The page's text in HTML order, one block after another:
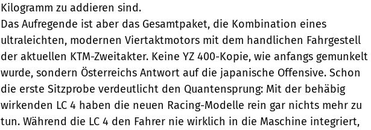
Kilogramm zu addieren sind.
Das Aufregende ist aber das Gesamtpaket, die Kombination eines
ultraleichten, modernen Viertaktmotors mit dem handlichen Fahrgestell
der aktuellen KTM-Zweitakter. Keine YZ 400-Kopie, wie anfangs gemunkelt
wurde, sondern Österreichs Antwort auf die japanische Offensive. Schon
die erste Sitzprobe verdeutlicht den Quantensprung: Mit der behäbig
wirkenden LC 4 haben die neuen Racing-Modelle rein gar nichts mehr zu
tun. Während die LC 4 den Fahrer nie wirklich in die Maschine integriert,